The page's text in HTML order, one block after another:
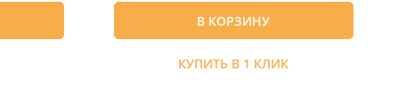
В КОРЗИНУ
КУПИТЬ В 1 КЛИК